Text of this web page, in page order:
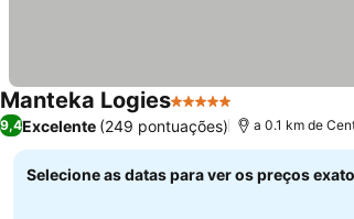
Manteka Logies5 Estrelas
9,4Excelente (249 pontuações) a 0.1 km de
Selecione as datas para ver os preços